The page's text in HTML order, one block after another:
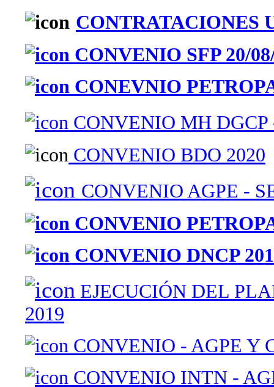
CONTRATACIONES
CONVENIO SFP 20/
CONEVNIO
CONVENIO MH DGCP
CONVENIO BDO 2020
CONVENIO AGPE -
CONVENIO
CONVENIO DNCP
EJECUCIÓN DEL
2019
CONVENIO - AGPE Y
CONVENIO INTN -